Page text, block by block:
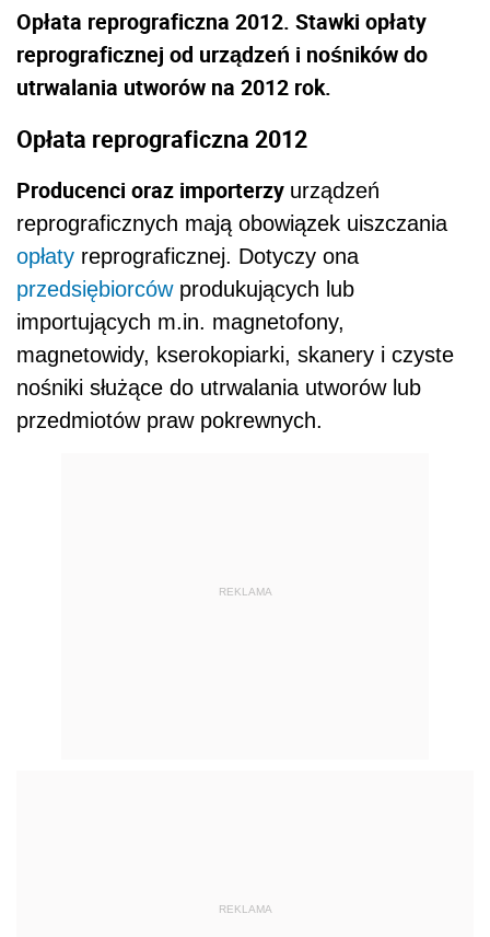
Opłata reprograficzna 2012. Stawki opłaty
reprograficznej od urządzeń i nośników do
utrwalania utworów na 2012 rok.
Opłata reprograficzna 2012
Producenci oraz importerzy urządzeń
reprograficznych mają obowiązek uiszczania
opłaty reprograficznej. Dotyczy ona
przedsiębiorcówprodukujących lub
importujących m.in. magnetofony,
magnetowidy, kserokopiarki, skanery i czyste
nośniki służące do utrwalania utworów lub
przedmiotów praw pokrewnych.
REKLAMA
REKLAMA